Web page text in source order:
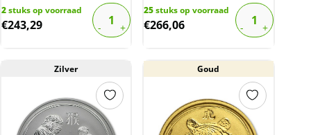
2stuks op voorraad
€243,29
25stuks op voorraad
€266,06
Zilver Goud